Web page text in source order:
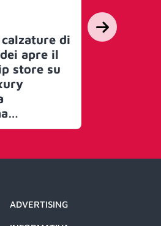
di
apre il
store su
di Alibaba
Interactive
ADVERTISING